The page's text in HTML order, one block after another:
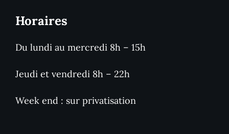
Horaires
Du lundi au mercredi 8h – 15h
Jeudi et vendredi 8h – 22h
Week end : sur privatisation